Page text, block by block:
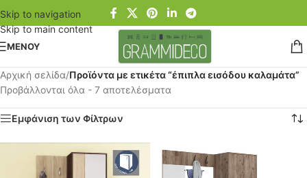
Skip to navigation
Skip to main content
ΜΕΝΟΥ
Αρχική σελίδα/Προϊόντα με ετικέτα “έπιπλα εισόδου καλαμάτα”
Προβάλλονται όλα - 7 αποτελέσματα
Εμφάνιση των Φίλτρων